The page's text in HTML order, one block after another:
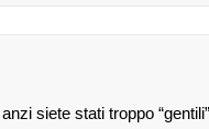
siete stati troppo